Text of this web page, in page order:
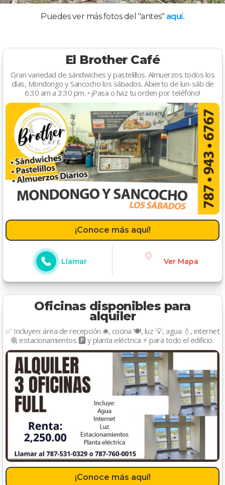
Puedes ver más fotos del "antes" aquí.
El Brother Café
Gran variedad de sándwiches y pastelillos. Almuerzos todos los
días, Mondongo y Sancocho los sábados. Abierto de lun-sáb de
6:30 am a 3:30 pm. • ¡Pasa o haz tu orden por teléfono!
¡Conoce más aquí!
Llamar Ver Mapa
Oficinas disponibles para
alquiler
✅ Incluyen: área de recepción 🛎️, cocina 🍽️, luz 💡, agua 💧, internet
🌐, estacionamientos 🅿️ y planta eléctrica ⚡ para todo el edificio.
¡Conoce más aquí!